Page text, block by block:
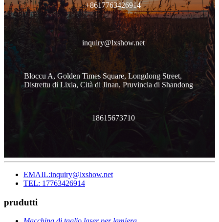
+8617763426914
inquiry@lxshow.net
Bloccu A, Golden Times Square, Longdong Street,
Distrettu di Lixia, Cità di Jinan, Pruvincia di Shandong
18615673710
EMAIL:inquiry@lxshow.net
TEL: 17763426914
prudutti